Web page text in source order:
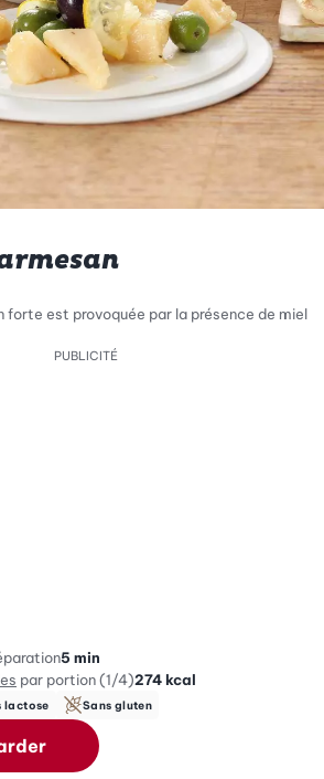
forte est provoquée par la présence de miel
PUBLICITÉ
5 min
par portion (1/4)274kcal
lactose Sans gluten